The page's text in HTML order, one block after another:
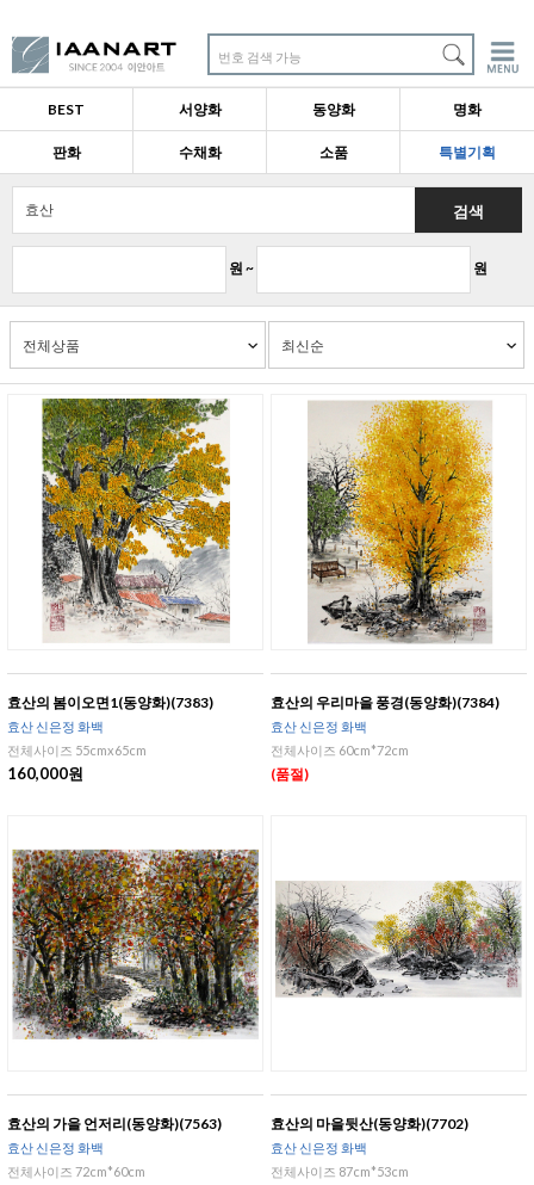
번호 검색 가능
BEST 서양화 동양화 명화
판화 수채화 소품 특별기획
원 ~ 원
검색
효산의 봄이오면1(동양화)(7383)
효산 신은정 화백
전체사이즈 55cmx65cm
160,000원
효산의 우리마을 풍경(동양화)(7384)
효산 신은정 화백
전체사이즈 60cm*72cm
(품절)
효산의 가을 언저리(동양화)(7563)
효산 신은정 화백
전체사이즈 72cm*60cm
효산의 마을뒷산(동양화)(7702)
효산 신은정 화백
전체사이즈 87cm*53cm